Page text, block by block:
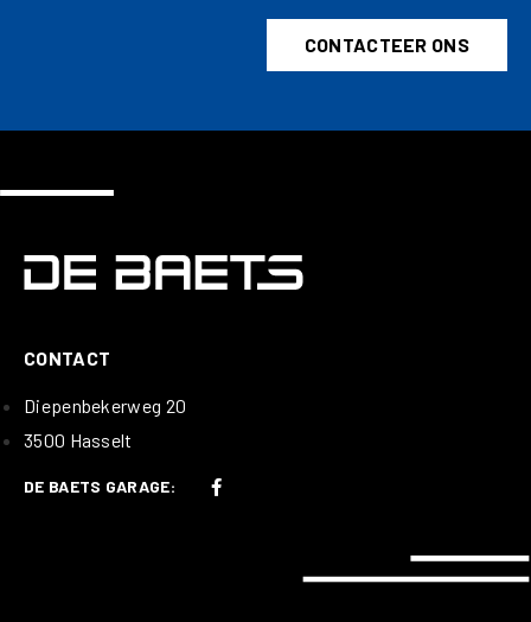
CONTACTEER ONS
CONTACT
Diepenbekerweg 20
3500 Hasselt
DE BAETS GARAGE: